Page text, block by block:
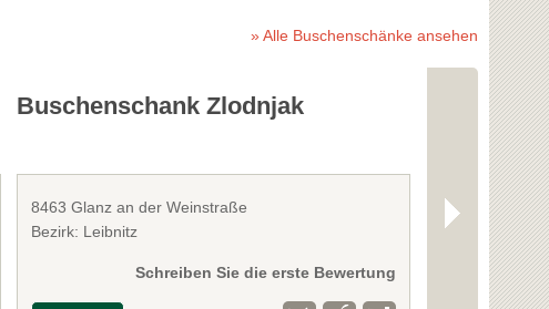
» Alle Buschenschänke ansehen
Buschenschank Zlodnjak
8463 Glanz an der Weinstraße
Bezirk: Leibnitz
Schreiben Sie die erste Bewertung
Weingut
8442 Kitzeck
Bezirk: Leibnitz